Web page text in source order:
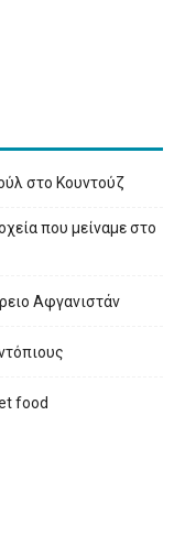
στο Κουντούζ
που μείναμε στο
Αφγανιστάν
food